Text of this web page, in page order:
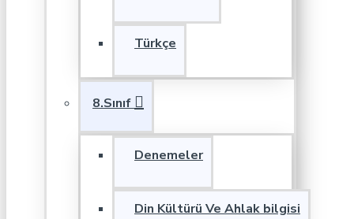
Türkçe
8.Sınıf
Denemeler
Din Kültürü Ve Ahlak bilgisi